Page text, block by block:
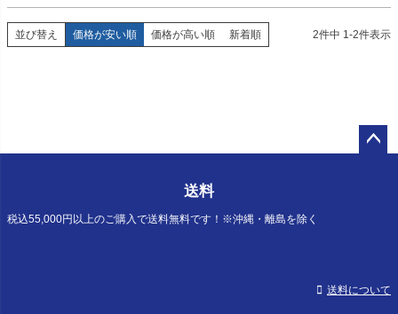
並び替え 価格が安い順 価格が高い順 新着順 2件中 1-2件表示
送料
税込55,000円以上のご購入で送料無料です！※沖縄・離島を除く
送料について